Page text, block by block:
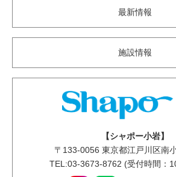
最新情報
施設情報
【シャポー小岩】
〒 133-0056 東京都江戸川区南
TEL:03-3673-8762 (受付時間：